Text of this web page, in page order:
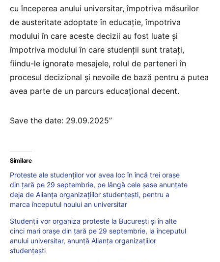
cu începerea anului universitar, împotriva măsurilor
de austeritate adoptate în educație, împotriva
modului în care aceste decizii au fost luate și
împotriva modului în care studenții sunt tratați,
fiindu-le ignorate mesajele, rolul de parteneri în
procesul decizional și nevoile de bază pentru a putea
avea parte de un parcurs educațional decent.
Save the date: 29.09.2025”
Similare
Proteste ale studenților vor avea loc în încă trei orașe
din țară pe 29 septembrie, pe lângă cele șase anunțate
deja de Alianța organizațiilor studențești, pentru a
marca începutul noului an universitar
Studenții vor organiza proteste la București și în alte
cinci mari orașe din țară pe 29 septembrie, la începutul
anului universitar, anunță Alianța organizațiilor
studențești